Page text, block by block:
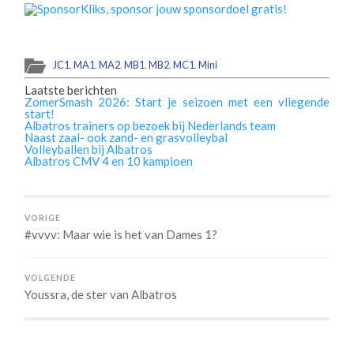
JC1,MA1,MA2,MB1,MB2,MC1,Mini
Laatste berichten
ZomerSmash 2026: Start je seizoen met een vliegende
start!
Albatros trainers op bezoek bij Nederlands team
Naast zaal- ook zand- en grasvolleybal
Volleyballen bij Albatros
Albatros CMV 4 en 10 kampioen
VORIGE
#vvvv: Maar wie is het van Dames 1?
VOLGENDE
Youssra, de ster van Albatros